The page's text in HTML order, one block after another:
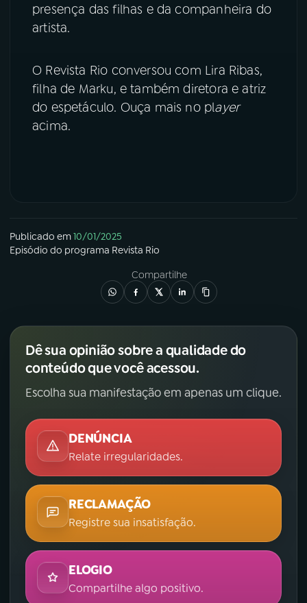
presença das filhas e da companheira do
artista.
O Revista Rio conversou com Lira Ribas,
filha de Marku, e também diretora e atriz
do espetáculo. Ouça mais no player
acima.
Publicado em10/01/2025
Episódio do programa Revista Rio
Compartilhe
Dê sua opinião sobre a qualidade do
conteúdo que você acessou.
Escolha sua manifestação em apenas um clique.
DENÚNCIA
Relate irregularidades.
RECLAMAÇÃO
Registre sua insatisfação.
ELOGIO
Compartilhe algo positivo.